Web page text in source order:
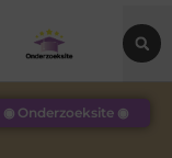
◉ Onderzoeksite ◉